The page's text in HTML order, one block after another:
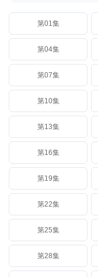
第01集
第04集
第07集
第10集
第13集
第16集
第19集
第22集
第25集
第28集